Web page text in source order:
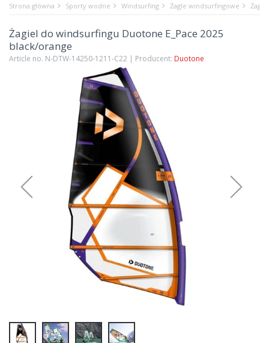
Strona główna Sporty wodne Windsurfing Żagle windsurfingowe
Żagiel do windsurfingu Duotone E_Pace 2025
black/orange
Article no. N-DTW-14250-1211-C22 | Producent: Duotone